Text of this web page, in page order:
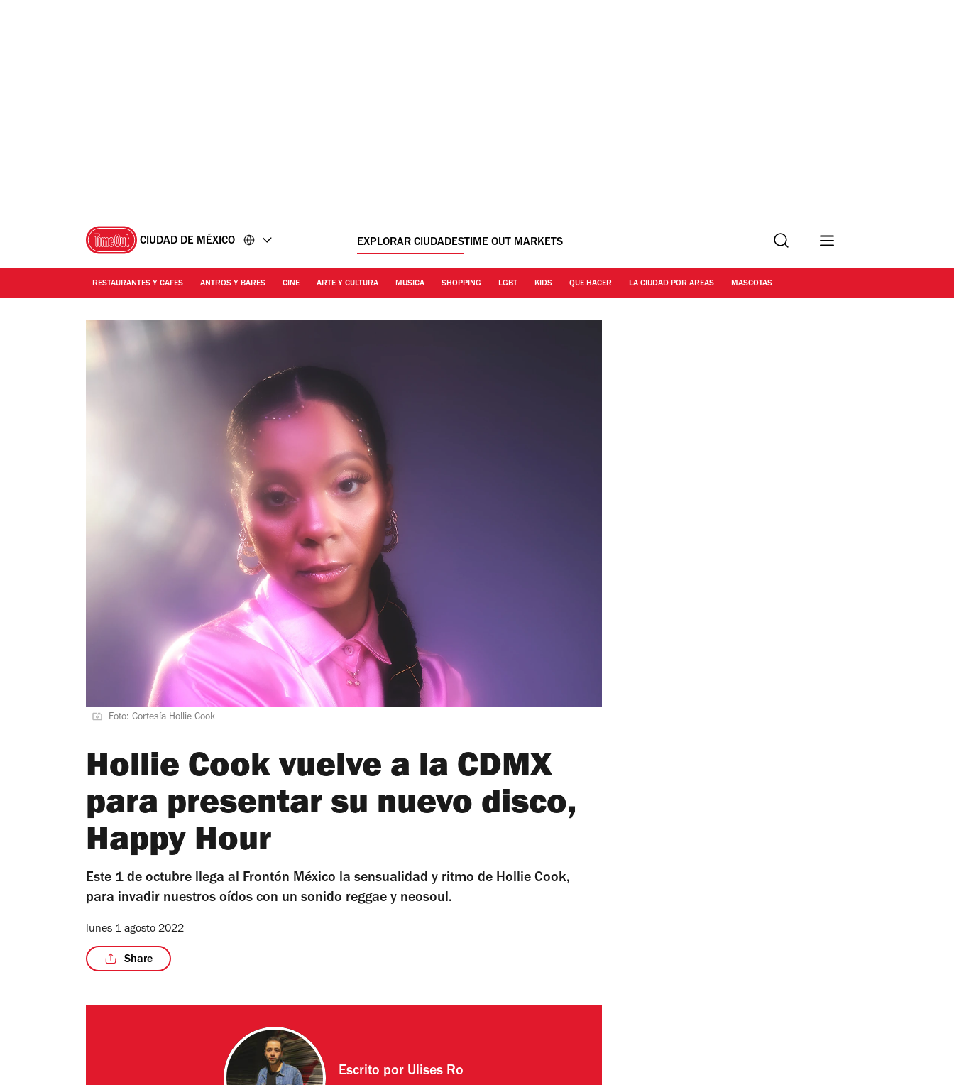
CIUDAD DE MÉXICO EXPLORAR CIUDADESTIME OUT MARKETS Buscar
RESTAURANTES Y CAFES ANTROS Y BARES CINE ARTE Y CULTURA MUSICA SHOPPING LGBT KIDS QUE HACER LA CIUDAD POR AREAS MASCOTAS
Foto: Cortesía Hollie Cook
Hollie Cook vuelve a la CDMX
para presentar su nuevo disco,
Happy Hour
Este 1 de octubre llega al Frontón México la sensualidad y ritmo de Hollie Cook,
para invadir nuestros oídos con un sonido reggae y neosoul.
lunes 1 agosto 2022
Share
Escrito por Ulises Ro